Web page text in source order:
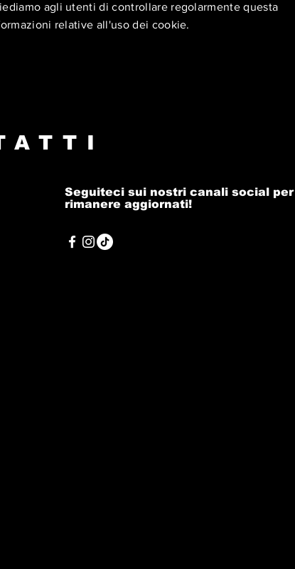
agli utenti di controllare regolarmente questa
relative all'uso dei cookie.
Seguiteci sui nostri canali social per
rimanere aggiornati!